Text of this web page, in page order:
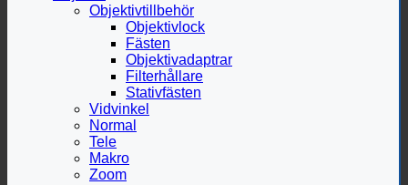
Objektivtillbehör
Objektivlock
Fästen
Objektivadaptrar
Filterhållare
Stativfästen
Vidvinkel
Normal
Tele
Makro
Zoom